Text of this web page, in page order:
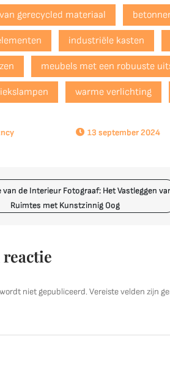
gerecycled materiaal
industriële kasten
meubels met een robuuste
warme verlichting
13 september 2024
van de Interieur Fotograaf: Het Vastleggen
Ruimtes met Kunstzinnig Oog
reactie
niet gepubliceerd. Vereiste velden zijn